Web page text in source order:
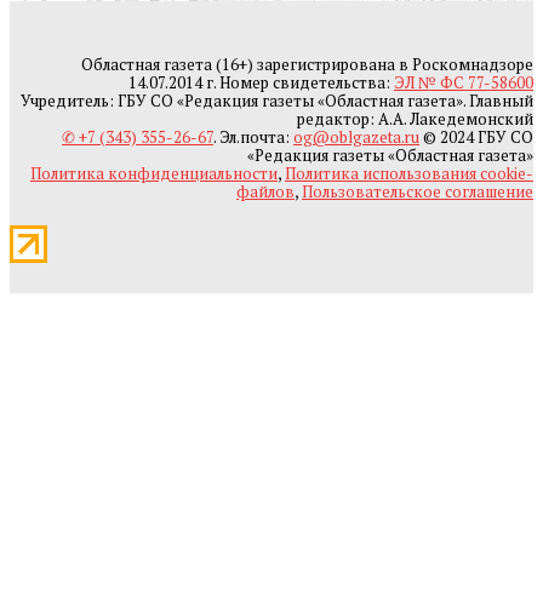
Областная газета (16+) зарегистрирована в Роскомнадзоре
14.07.2014 г. Номер свидетельства: ЭЛ № ФС 77-58600
Учредитель: ГБУ СО «Редакция газеты «Областная газета». Главный
редактор: А.А. Лакедемонский
✆ +7 (343) 355-26-67. Эл.почта: og@oblgazeta.ru© 2024 ГБУ СО
«Редакция газеты «Областная газета»
Политика конфиденциальности,Политика использования cookie-
файлов,Пользовательское соглашение